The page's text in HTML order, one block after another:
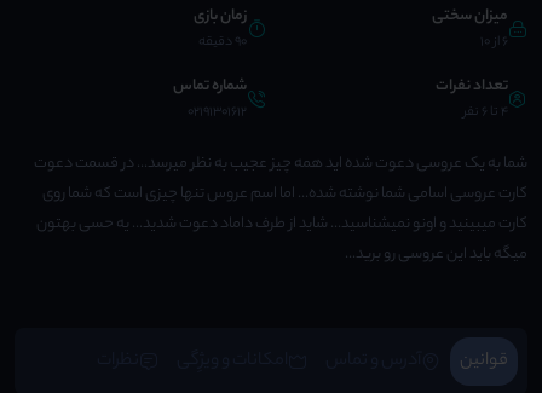
میزان سختی
6 از 10
زمان بازی
90 دقیقه
تعداد نفرات
4 تا 6 نفر
شماره تماس
02191301612
شما به یک عروسی دعوت شده اید همه چیز عجیب به نظر میرسد... در قسمت دعوت
کارت عروسی اسامی شما نوشته شده... اما اسم عروس تنها چیزی است که شما روی
کارت میبینید و اونو نمیشناسید... شاید از طرف داماد دعوت شدید... یه حسی بهتون
میگه باید این عروسی رو برید...
قوانین